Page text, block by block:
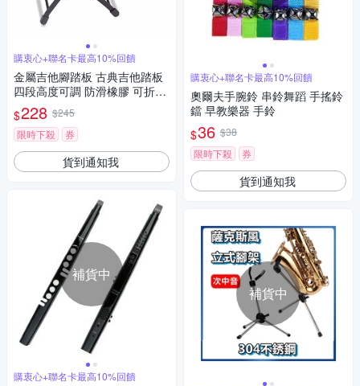
購衷心+聯名卡最高10%回饋
金屬吉他腳踏板 古典吉他踏板
四段高度可調 防滑橡膠 可折疊
收納 演奏輔助支架
$228 $245
限時下殺
券
貨到通知我
補貨中
購衷心+聯名卡最高10%回饋
購衷心+聯名卡最高10%回饋
奧爾夫手腕鈴 串鈴舞蹈 手搖鈴
鐺 早教樂器 手鈴
$36 $38
限時下殺
券
貨到通知我
補貨中